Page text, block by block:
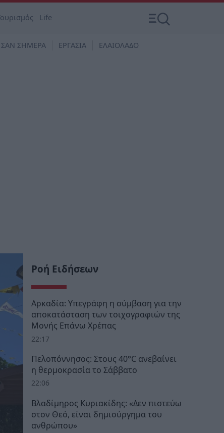
Life
ΣΑΝ ΣΗΜΕΡΑ ΕΡΓΑΣΙΑ ΕΛΑΙΟΛΑΔΟ
Ροή Ειδήσεων
Αρκαδία: Υπεγράφη η σύμβαση για την
αποκατάσταση των τοιχογραφιών της
Μονής Επάνω Χρέπας
22:17
Πελοπόννησος: Στους 40°C ανεβαίνει
η θερμοκρασία το Σάββατο
22:06
Βλαδίμηρος Κυριακίδης: «Δεν πιστεύω
στον Θεό, είναι δημιούργημα του
ανθρώπου»